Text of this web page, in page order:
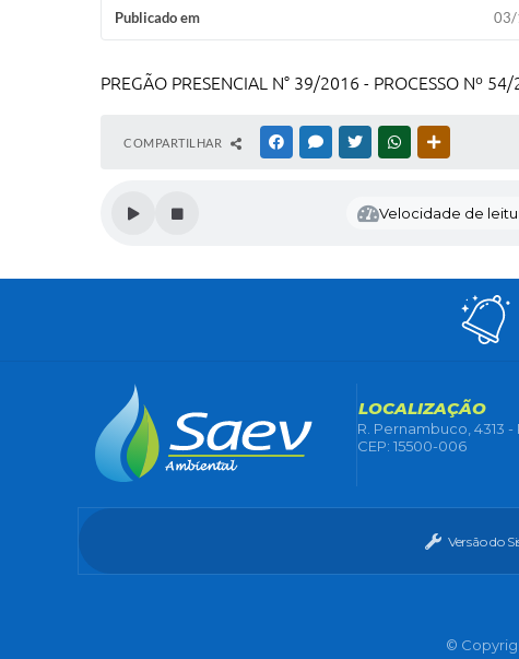
Publicado em
PREGÃO PRESENCIAL N° 39/2016 - PROCESSO Nº
COMPARTILHAR FACEBOOKMESSENGER
TWITTERWHATSAPP
Velocidade de
LOCALIZAÇÃO
R. Pernambuco, 4313
CEP: 15500-006
Versão do
©